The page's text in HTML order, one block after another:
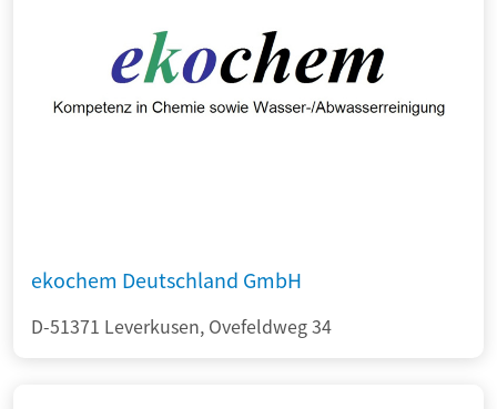
ekochem Deutschland GmbH
D-51371 Leverkusen, Ovefeldweg 34